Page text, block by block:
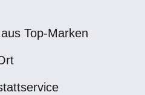
Top-Marken